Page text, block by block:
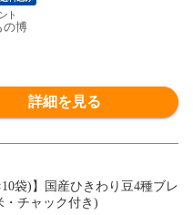
の博
詳細を見る
袋)】国産ひきわり豆4種ブレ
・チャック付き)